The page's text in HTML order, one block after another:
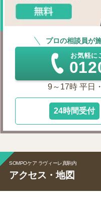
プロの相談員が
お気軽に
9～17時 平日
24時間受付
SOMPOケア ラヴィーレ真駒内
アクセス・地図